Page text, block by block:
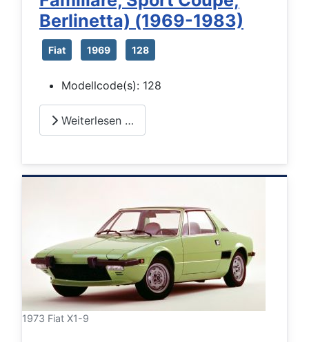
Berlinetta) (1969-1983)
Fiat 1969 128
Modellcode(s): 128
Weiterlesen …
1973 Fiat X1-9